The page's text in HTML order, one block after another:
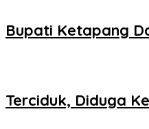
Bupati Ketapang
Terciduk, Diduga